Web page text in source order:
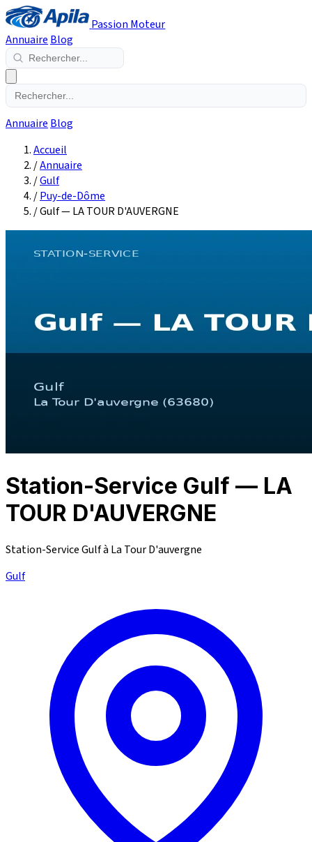
Passion Moteur
Annuaire Blog
Annuaire Blog
Accueil
/Annuaire
/Gulf
/Puy-de-Dôme
/Gulf — LA TOUR D'AUVERGNE
Station-Service Gulf — LA
TOUR D'AUVERGNE
Station-Service Gulf à La Tour D'auvergne
Gulf